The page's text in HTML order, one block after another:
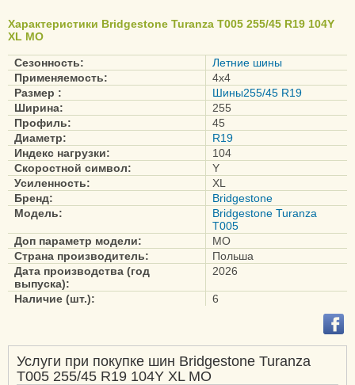
Ecopia EP500
Potenza RE004
Potenza RE050
Potenza RE050A
Potenza RE070R
Potenza S001
Turanza ECO
Turanza EL450
Turanza T005A
Характеристики Bridgestone Turanza T005 255/45 R19 104Y
XL MO
Сезонность:
Летние шины
Применяемость:
4x4
Размер :
Шины255/45 R19
Ширина:
255
Профиль:
45
Диаметр:
R19
Индекс нагрузки:
104
Скоростной символ:
Y
Усиленность:
XL
Бренд:
Bridgestone
Модель:
Bridgestone Turanza
T005
Доп параметр модели:
MO
Страна производитель:
Польша
Дата производства (год
выпуска):
2026
Наличие (шт.): 6
Услуги при покупке шин Bridgestone Turanza
T005 255/45 R19 104Y XL MO